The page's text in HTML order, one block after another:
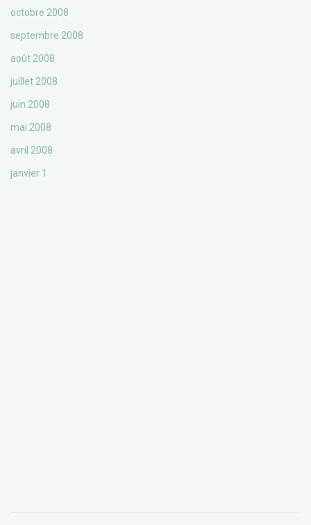
octobre 2008
septembre 2008
août 2008
juillet 2008
juin 2008
mai 2008
avril 2008
janvier 1